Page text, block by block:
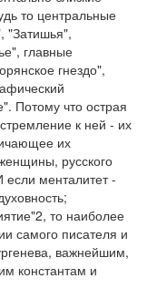
то центральные
"Затишья",
главные
гнездо",
Потому что острая
к ней - их
их
русского
менталитет -
то наиболее
самого писателя и
важнейшим,
константам и